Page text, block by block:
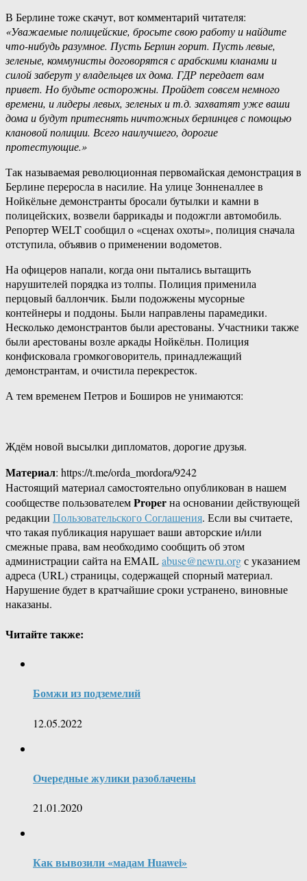
В Берлине тоже скачут, вот комментарий читателя:
«Уважаемые полицейские, бросьте свою работу и найдите
что-нибудь разумное. Пусть Берлин горит. Пусть левые,
зеленые, коммунисты договорятся с арабскими кланами и
силой заберут у владельцев их дома. ГДР передает вам
привет. Но будьте осторожны. Пройдет совсем немного
времени, и лидеры левых, зеленых и т.д. захватят уже ваши
дома и будут притеснять ничтожных берлинцев с помощью
клановой полиции. Всего наилучшего, дорогие
протестующие.»
Так называемая революционная первомайская демонстрация в
Берлине переросла в насилие. На улице Зонненаллее в
Нойкёльне демонстранты бросали бутылки и камни в
полицейских, возвели баррикады и подожгли автомобиль.
Репортер WELT сообщил о «сценах охоты», полиция сначала
отступила, объявив о применении водометов.
На офицеров напали, когда они пытались вытащить
нарушителей порядка из толпы. Полиция применила
перцовый баллончик. Были подожжены мусорные
контейнеры и поддоны. Были направлены парамедики.
Несколько демонстрантов были арестованы. Участники также
были арестованы возле аркады Нойкёльн. Полиция
конфисковала громкоговоритель, принадлежащий
демонстрантам, и очистила перекресток.
А тем временем Петров и Боширов не унимаются:
Ждём новой высылки дипломатов, дорогие друзья.
Материал: https://t.me/orda_mordora/9242
Настоящий материал самостоятельно опубликован в нашем
сообществе пользователемProperна основании действующей
редакции Пользовательского Соглашения. Если вы считаете,
что такая публикация нарушает ваши авторские и/или
смежные права, вам необходимо сообщить об этом
администрации сайта на EMAILabuse@newru.orgс указанием
адреса (URL) страницы, содержащей спорный материал.
Нарушение будет в кратчайшие сроки устранено, виновные
наказаны.
Читайте также:
Бомжи из подземелий
12.05.2022
Очередные жулики разоблачены
21.01.2020
Как вывозили «мадам Huawei»